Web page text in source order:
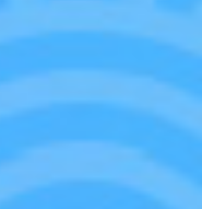
補充包組合使